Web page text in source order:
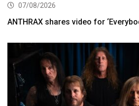
07/08/2026
ANTHRAX shares video for